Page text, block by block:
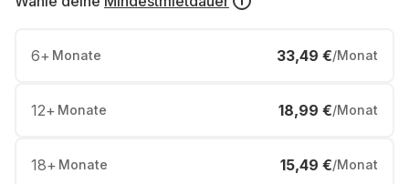
6+ Monate 33,49 €/Monat
12+ Monate 18,99 €/Monat
18+ Monate 15,49 €/Monat